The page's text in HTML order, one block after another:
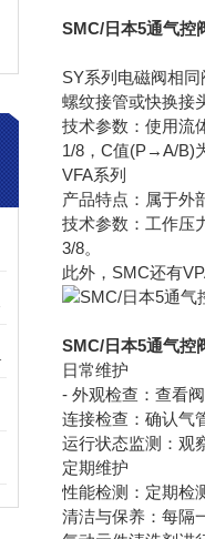
SMC/日本5通气控
SY系列电磁阀相
螺纹接管或快换接
技术参数：使用流
1/8，C值(P→A/B)
VFA系列
产品特点：属于外
技术参数：工作压
3/8。
此外，SMC还有
SMC/日本5通气控
日常维护
- 外观检查：查看
连接检查：确认气
运行状态监测：观
定期维护
性能检测：定期检
清洁与保养：每隔